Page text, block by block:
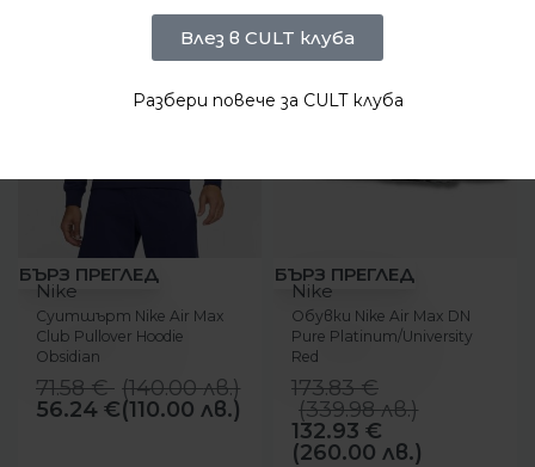
-21%
БЪРЗ ПРЕГЛЕД
Nike
Суитшърт Nike Air Max
Club Pullover Hoodie
Obsidian
71.58€ (140.00лв.)
56.24 €(110.00 лв.)
-24%
БЪРЗ ПРЕГЛЕД
Nike
Обувки Nike Air Max DN
Pure Platinum/University
Red
173.83€
(339.98лв.)
132.93 €
(260.00 лв.)
Влез в CULT клуба
Разбери повече за CULT клуба